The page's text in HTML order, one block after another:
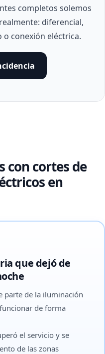
completos solemos
diferencial,
conexión eléctrica.
con cortes de
en
que dejó de
parte de la iluminación
de forma
el servicio y se
de las zonas